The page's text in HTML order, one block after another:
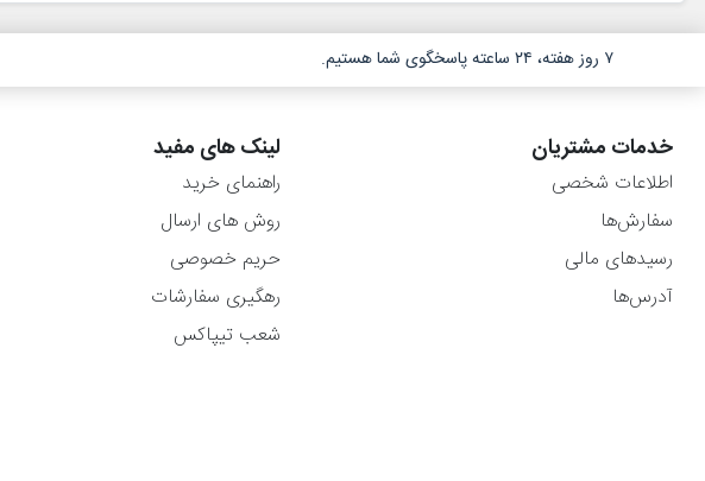
۷ روز هفته، ۲۴ ساعته پاسخگوی شما هستیم.
خدمات مشتریان
اطلاعات شخصی
سفارش‌ها
رسیدهای مالی
آدرس‌ها
لینک های مفید
راهنمای خرید
روش های ارسال
حریم خصوصی
رهگیری سفارشات
شعب تیپاکس